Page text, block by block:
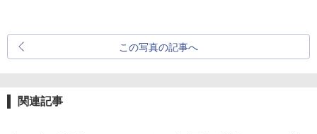
この写真の記事へ
関連記事